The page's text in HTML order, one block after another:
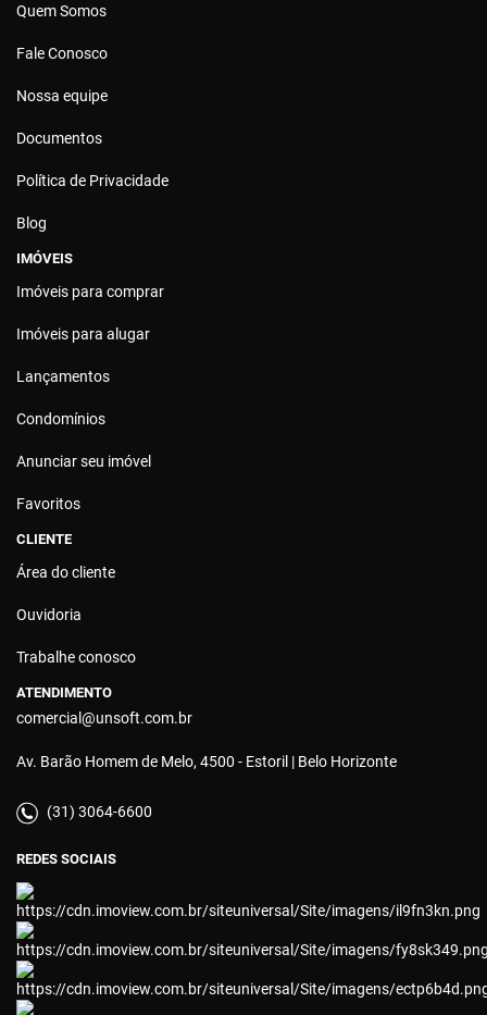
Quem Somos
Fale Conosco
Nossa equipe
Documentos
Política de Privacidade
Blog
IMÓVEIS
Imóveis para comprar
Imóveis para alugar
Lançamentos
Condomínios
Anunciar seu imóvel
Favoritos
CLIENTE
Área do cliente
Ouvidoria
Trabalhe conosco
ATENDIMENTO
comercial@unsoft.com.br
Av. Barão Homem de Melo, 4500 - Estoril | Belo Horizonte
(31) 3064-6600
REDES SOCIAIS